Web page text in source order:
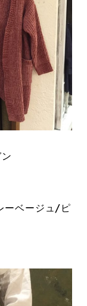
ーベージュ/ピ